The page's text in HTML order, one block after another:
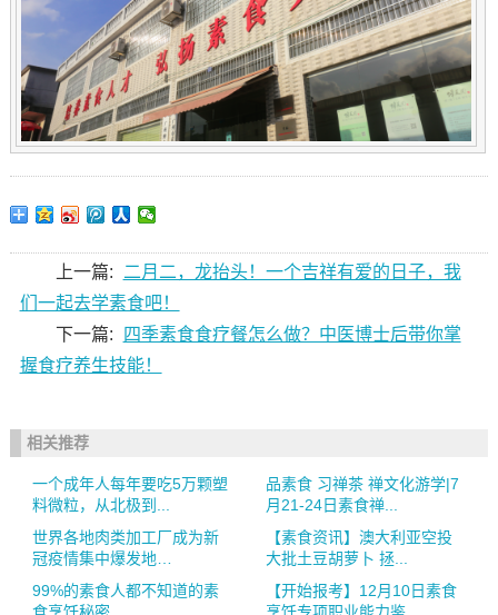
上一篇:
二月二，龙抬头！一个吉祥有爱的日子，我
们一起去学素食吧！
下一篇:
四季素食食疗餐怎么做？中医博士后带你掌
握食疗养生技能！
相关推荐
一个成年人每年要吃5万颗塑
料微粒，从北极到...
品素食 习禅茶 禅文化游学|7
月21-24日素食禅...
世界各地肉类加工厂成为新
冠疫情集中爆发地…
【素食资讯】澳大利亚空投
大批土豆胡萝卜 拯...
99%的素食人都不知道的素
食烹饪秘密
【开始报考】12月10日素食
烹饪专项职业能力鉴...